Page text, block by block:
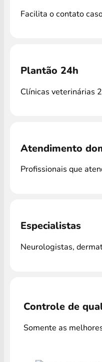
Facilita o contato
Plantão 24h
Clínicas veterinárias
Atendimento
Profissionais que
Especialistas
Neurologistas,
Controle de
Somente as